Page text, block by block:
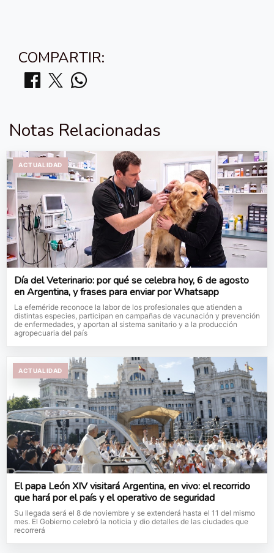
COMPARTIR:
Notas Relacionadas
ACTUALIDAD
Día del Veterinario: por qué se celebra hoy, 6 de agosto
en Argentina, y frases para enviar por Whatsapp
La efeméride reconoce la labor de los profesionales que atienden a
distintas especies, participan en campañas de vacunación y prevención
de enfermedades, y aportan al sistema sanitario y a la producción
agropecuaria del país
ACTUALIDAD
El papa León XIV visitará Argentina, en vivo: el recorrido
que hará por el país y el operativo de seguridad
Su llegada será el 8 de noviembre y se extenderá hasta el 11 del mismo
mes. El Gobierno celebró la noticia y dio detalles de las ciudades que
recorrerá